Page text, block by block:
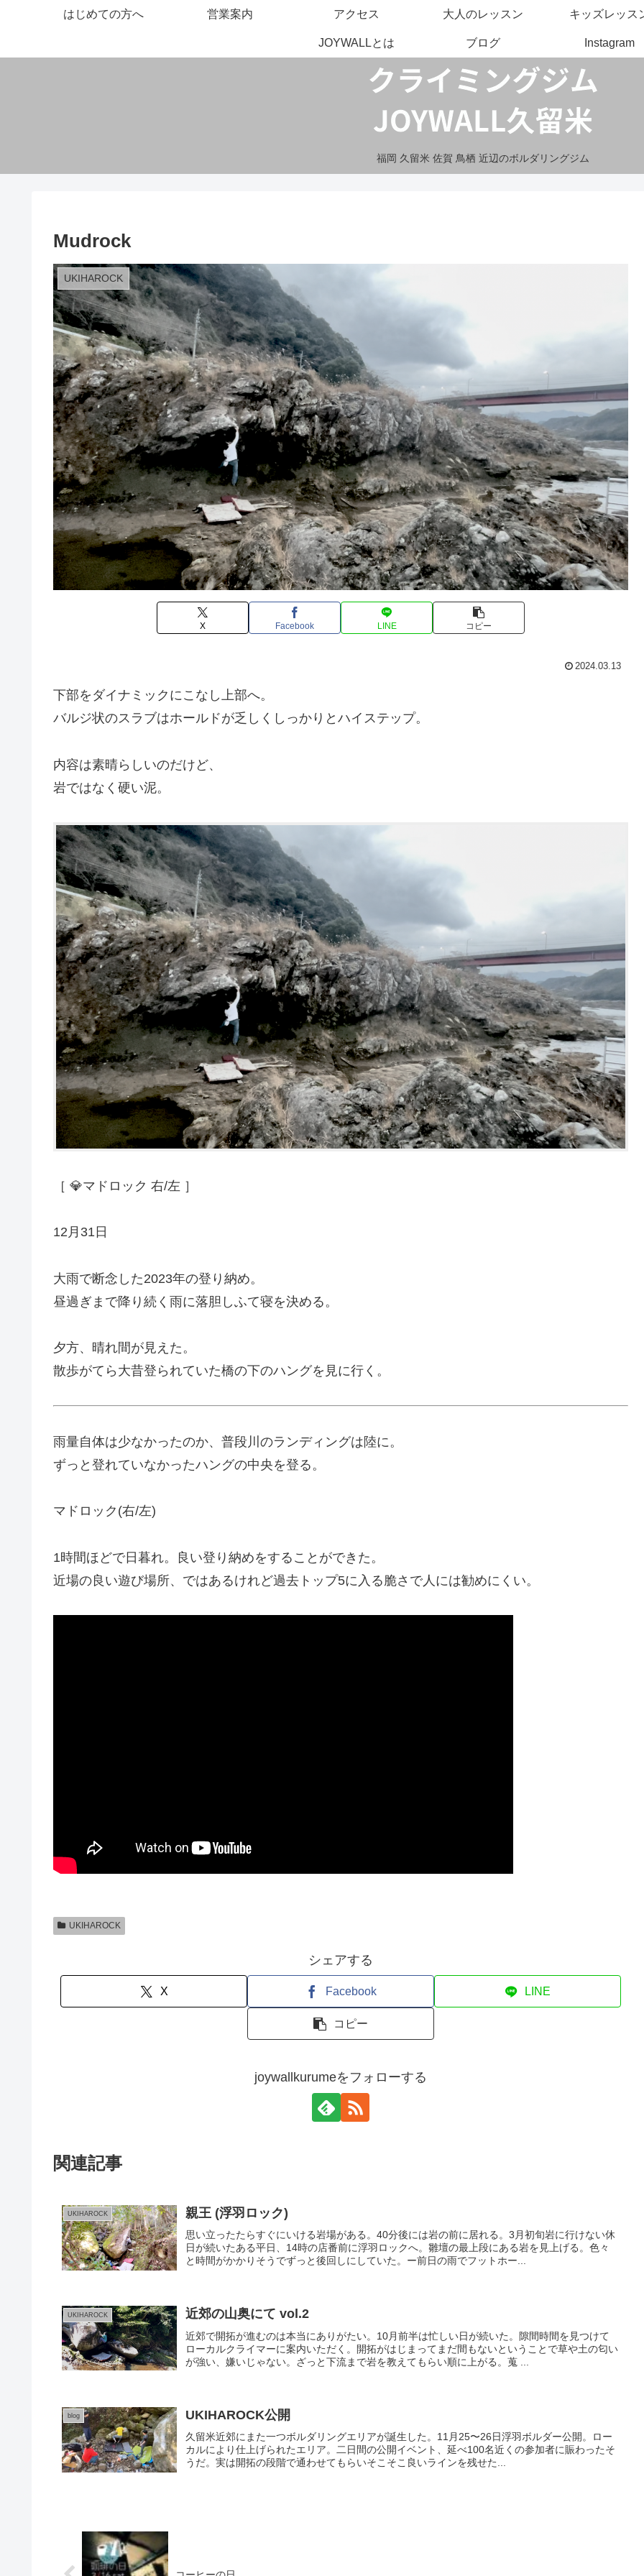
福岡 久留米 佐賀 鳥栖 近辺のボルダリングジム
はじめての方へ 営業案内 アクセス 大人のレッスン キッズレッス
JOYWALLとは ブログ Instagram
Mudrock
UKIHAROCK
X Facebook LINE コピー
2024.03.13
下部をダイナミックにこなし上部へ。
バルジ状のスラブはホールドが乏しくしっかりとハイステップ。
内容は素晴らしいのだけど、
岩ではなく硬い泥。
［ 💎マドロック 右/左 ］
12月31日
大雨で断念した2023年の登り納め。
昼過ぎまで降り続く雨に落胆しふて寝を決める。
夕方、晴れ間が見えた。
散歩がてら大昔登られていた橋の下のハングを見に行く。
雨量自体は少なかったのか、普段川のランディングは陸に。
ずっと登れていなかったハングの中央を登る。
マドロック(右/左)
1時間ほどで日暮れ。良い登り納めをすることができた。
近場の良い遊び場所、ではあるけれど過去トップ5に入る脆さで人には勧めにくい。
UKIHAROCK
シェアする
X Facebook LINE
コピー
joywallkurumeをフォローする
関連記事
UKIHAROCK 親王 (浮羽ロック)
思い立ったたらすぐにいける岩場がある。40分後には岩の前に居れる。3月初旬岩に行けない休
日が続いたある平日、14時の店番前に浮羽ロックへ。雛壇の最上段にある岩を見上げる。色々
と時間がかかりそうでずっと後回しにしていた。ー前日の雨でフットホー...
UKIHAROCK 近郊の山奥にて vol.2
近郊で開拓が進むのは本当にありがたい。10月前半は忙しい日が続いた。隙間時間を見つけて
ローカルクライマーに案内いただく。開拓がはじまってまだ間もないということで草や土の匂い
が強い、嫌いじゃない。ざっと下流まで岩を教えてもらい順に上がる。蒐 ...
blog UKIHAROCK公開
久留米近郊にまた一つボルダリングエリアが誕生した。11月25〜26日浮羽ボルダー公開。ロー
カルにより仕上げられたエリア。二日間の公開イベント、延べ100名近くの参加者に賑わったそ
うだ。実は開拓の段階で通わせてもらいそこそこ良いラインを残せた...